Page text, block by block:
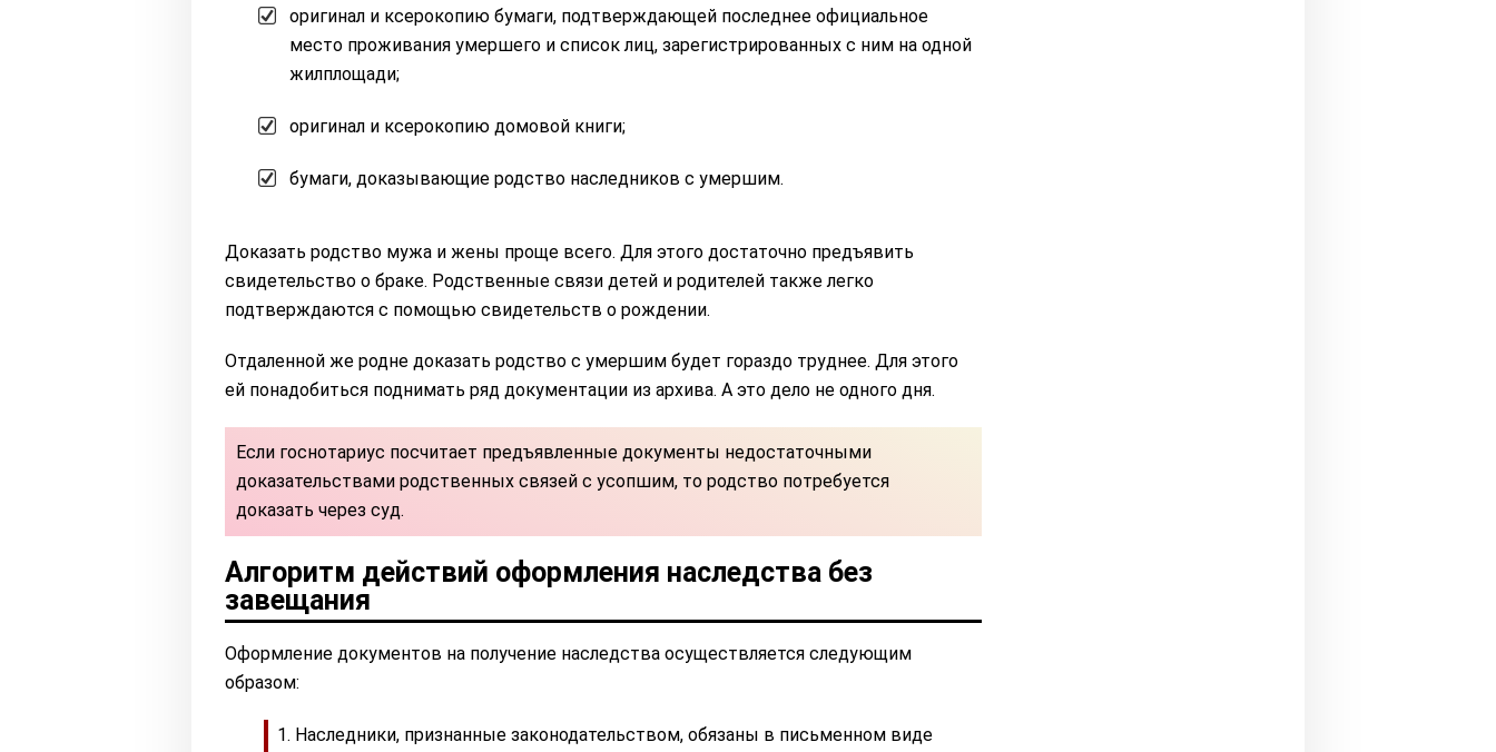
оригинал и ксерокопию бумаги, подтверждающей последнее официальное
место проживания умершего и список лиц, зарегистрированных с ним на одной
жилплощади;
оригинал и ксерокопию домовой книги;
бумаги, доказывающие родство наследников с умершим.
Доказать родство мужа и жены проще всего. Для этого достаточно предъявить
свидетельство о браке. Родственные связи детей и родителей также легко
подтверждаются с помощью свидетельств о рождении.
Отдаленной же родне доказать родство с умершим будет гораздо труднее. Для этого
ей понадобиться поднимать ряд документации из архива. А это дело не одного дня.
Если госнотариус посчитает предъявленные документы недостаточными
доказательствами родственных связей с усопшим, то родство потребуется
доказать через суд.
Алгоритм действий оформления наследства без
завещания
Оформление документов на получение наследства осуществляется следующим
образом:
Наследники, признанные законодательством, обязаны в письменном виде